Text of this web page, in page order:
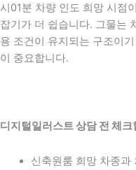
시01분 차량 인도 희망 시점
잡기가 더 쉽습니다. 그물는
용 조건이 유지되는 구조이
이 중요합니다.
디지털일러스트 상담 전 체
신축원룸 희망 차종